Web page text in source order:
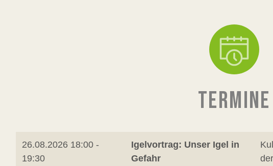
TERMINE
26.08.2026 18:00 -
19:30
Igelvortrag: Unser Igel in
Gefahr